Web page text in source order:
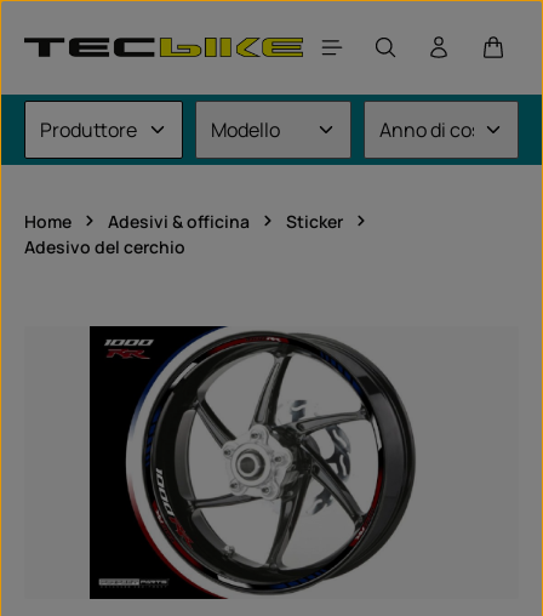
Il
Home Adesivi & officina
Sticker
Adesivo del cerchio
Salta la galleria di immagini